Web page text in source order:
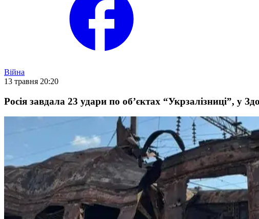
Війна
13 травня 20:20
Росія завдала 23 удари по об’єктах “Укрзалізниці”, у